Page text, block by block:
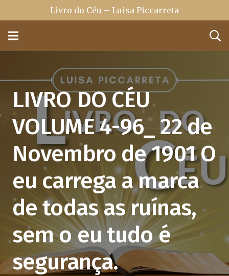
Livro do Céu – Luisa Piccarreta
LIVRO DO CÉU
VOLUME 4-96_ 22 de
Novembro de 1901 O
eu carrega a marca
de todas as ruínas,
sem o eu tudo é
segurança.